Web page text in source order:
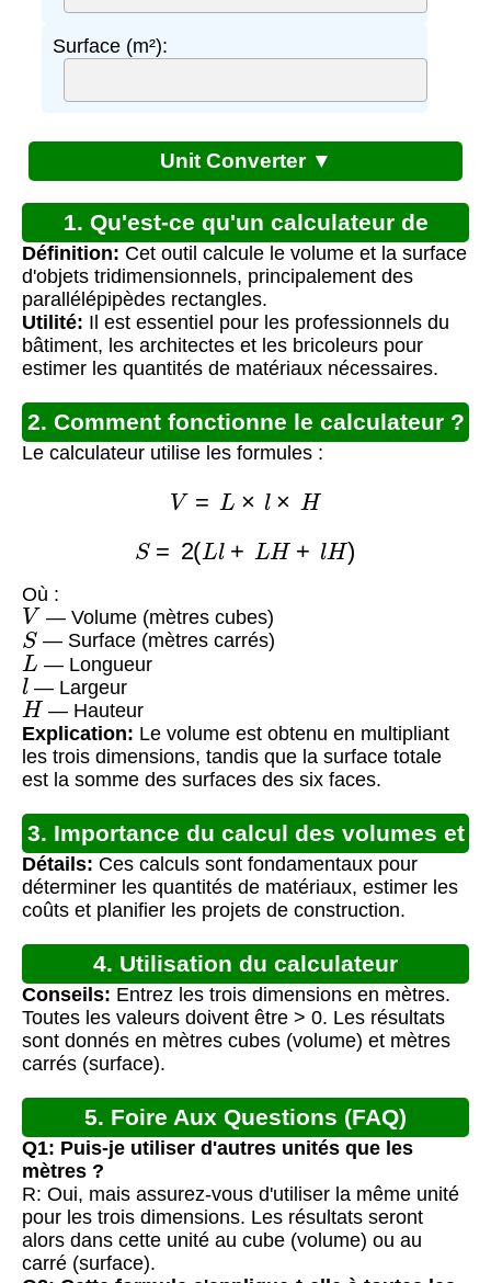
Surface (m²):
Unit Converter ▼
1. Qu'est-ce qu'un calculateur de
volumes et surfaces ?
Définition: Cet outil calcule le volume et la surface
d'objets tridimensionnels, principalement des
parallélépipèdes rectangles.
Utilité: Il est essentiel pour les professionnels du
bâtiment, les architectes et les bricoleurs pour
estimer les quantités de matériaux nécessaires.
2. Comment fonctionne le calculateur ?
Le calculateur utilise les formules :
=L × × H
2
Où :
V — Volume (mètres cubes)
S— Surface (mètres carrés)
L — Longueur
l — Largeur
H — Hauteur
Explication: Le volume est obtenu en multipliant
les trois dimensions, tandis que la surface totale
est la somme des surfaces des six faces.
3. Importance du calcul des volumes et
surfaces
Détails: Ces calculs sont fondamentaux pour
déterminer les quantités de matériaux, estimer les
coûts et planifier les projets de construction.
4. Utilisation du calculateur
Conseils: Entrez les trois dimensions en mètres.
Toutes les valeurs doivent être > 0. Les résultats
sont donnés en mètres cubes (volume) et mètres
carrés (surface).
5. Foire Aux Questions (FAQ)
Q1: Puis-je utiliser d'autres unités que les
mètres ?
R: Oui, mais assurez-vous d'utiliser la même unité
pour les trois dimensions. Les résultats seront
alors dans cette unité au cube (volume) ou au
carré (surface).